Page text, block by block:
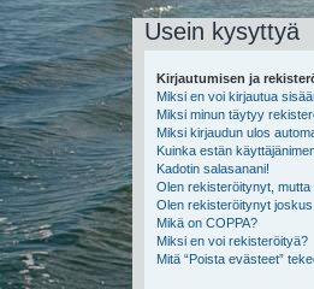
Usein kysyttyä
Kirjautumisen ja
Miksi en voi kirjautua
Miksi minun täytyy
Miksi kirjaudun ulos
Kuinka estän
Kadotin salasanani!
Olen rekisteröitynyt,
Olen rekisteröitynyt
Mikä on COPPA?
Miksi en voi rekisteröityä?
Mitä “Poista evästeet”